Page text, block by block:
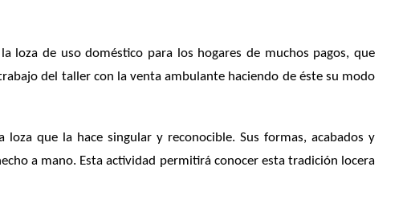
loza de uso doméstico para los hogares de muchos pagos, que
del taller con la venta ambulante haciendo de éste su modo
que la hace singular y reconocible. Sus formas, acabados y
a mano. Esta actividad permitirá conocer esta tradición locera